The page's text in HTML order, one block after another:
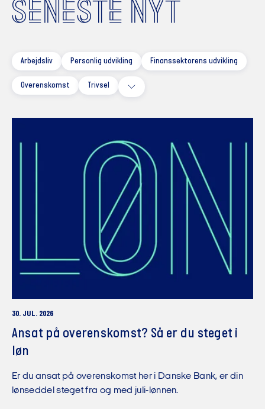
SENESTE NYT
Arbejdsliv Personlig udvikling Finanssektorens udvikling
Overenskomst Trivsel
30. JUL. 2026
Ansat på overenskomst? Så er du steget i
løn
Er du ansat på overenskomst her i Danske Bank, er din
lønseddel steget fra og med juli-lønnen.